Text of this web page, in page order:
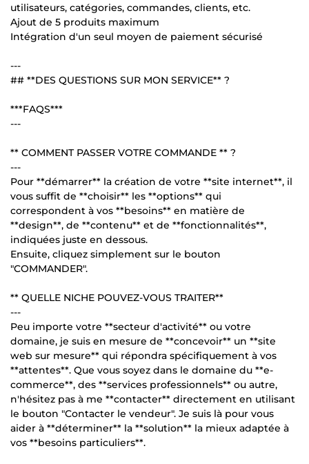
utilisateurs, catégories, commandes, clients, etc.
Ajout de 5 produits maximum
Intégration d'un seul moyen de paiement sécurisé
---
## **DES QUESTIONS SUR MON SERVICE** ?
***FAQS***
---
** COMMENT PASSER VOTRE COMMANDE ** ?
---
Pour **démarrer** la création de votre **site internet**, il
vous suffit de **choisir** les **options** qui
correspondent à vos **besoins** en matière de
**design**, de **contenu** et de **fonctionnalités**,
indiquées juste en dessous.
Ensuite, cliquez simplement sur le bouton
"COMMANDER".
** QUELLE NICHE POUVEZ-VOUS TRAITER**
---
Peu importe votre **secteur d'activité** ou votre
domaine, je suis en mesure de **concevoir** un **site
web sur mesure** qui répondra spécifiquement à vos
**attentes**. Que vous soyez dans le domaine du **e-
commerce**, des **services professionnels** ou autre,
n'hésitez pas à me **contacter** directement en utilisant
le bouton "Contacter le vendeur". Je suis là pour vous
aider à **déterminer** la **solution** la mieux adaptée à
vos **besoins particuliers**.